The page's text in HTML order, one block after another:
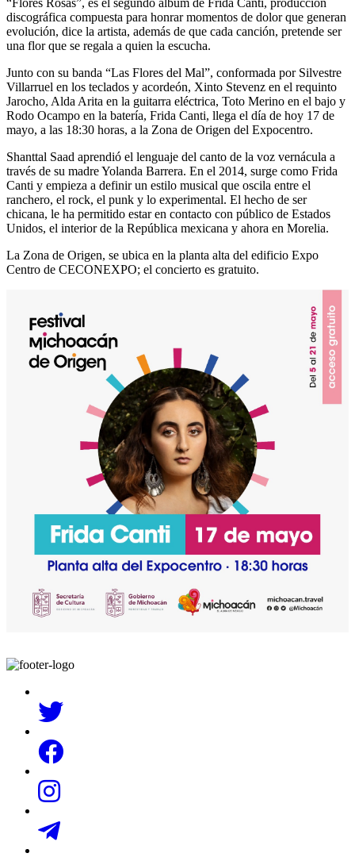
“Flores Rosas”, es el segundo álbum de Frida Canti, producción
discográfica compuesta para honrar momentos de dolor que generan
evolución, dice la artista, además de que cada canción, pretende ser
una flor que se regala a quien la escucha.
Junto con su banda “Las Flores del Mal”, conformada por Silvestre
Villarruel en los teclados y acordeón, Xinto Stevenz en el requinto
Jarocho, Alda Arita en la guitarra eléctrica, Toto Merino en el bajo y
Rodo Ocampo en la batería, Frida Canti, llega el día de hoy 17 de
mayo, a las 18:30 horas, a la Zona de Origen del Expocentro.
Shanttal Saad aprendió el lenguaje del canto de la voz vernácula a
través de su madre Yolanda Barrera. En el 2014, surge como Frida
Canti y empieza a definir un estilo musical que oscila entre el
ranchero, el rock, el punk y lo experimental. El hecho de ser
chicana, le ha permitido estar en contacto con público de Estados
Unidos, el interior de la República mexicana y ahora en Morelia.
La Zona de Origen, se ubica en la planta alta del edificio Expo
Centro de CECONEXPO; el concierto es gratuito.